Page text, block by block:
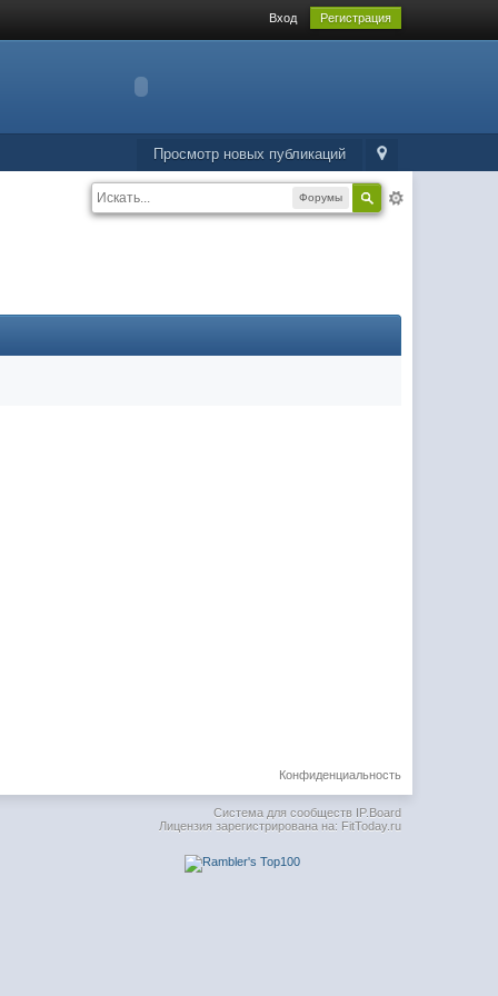
Вход Регистрация
Просмотр новых публикаций
Форумы
Конфиденциальность
Система для сообществ IP.Board
Лицензия зарегистрирована на: FitToday.ru